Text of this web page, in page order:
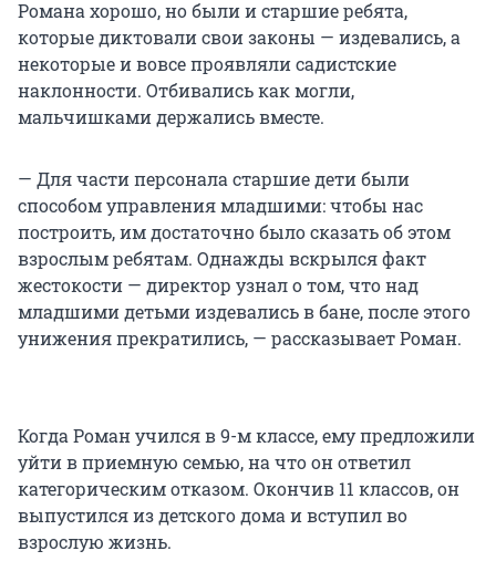
Романа хорошо, но были и старшие ребята,
которые диктовали свои законы — издевались, а
некоторые и вовсе проявляли садистские
наклонности. Отбивались как могли,
мальчишками держались вместе.
— Для части персонала старшие дети были
способом управления младшими: чтобы нас
построить, им достаточно было сказать об этом
взрослым ребятам. Однажды вскрылся факт
жестокости — директор узнал о том, что над
младшими детьми издевались в бане, после этого
унижения прекратились, — рассказывает Роман.
Когда Роман учился в 9-м классе, ему предложили
уйти в приемную семью, на что он ответил
категорическим отказом. Окончив 11 классов, он
выпустился из детского дома и вступил во
взрослую жизнь.